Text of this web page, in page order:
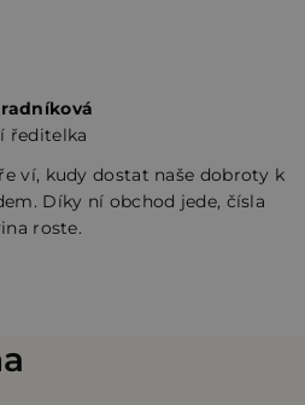
ředitelka
ví, kudy dostat naše dobroty k
Díky ní obchod jede, čísla
roste.